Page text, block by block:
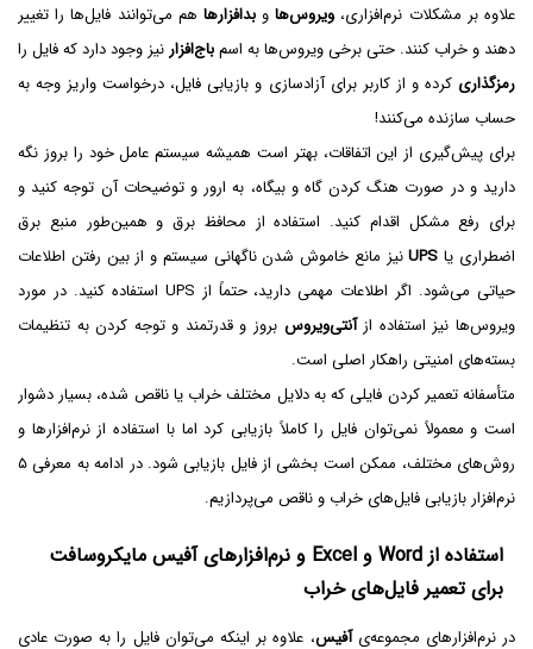
علاوه بر مشکلات نرم‌افزاری، ویروس‌هاوبدافزارها هم می‌توانند فایل‌ها را تغییر
دهند و خراب کنند. حتی برخی ویروس‌ها به اسمباج‌افزار نیز وجود دارد که فایل را
رمزگذاری کرده و از کاربر برای آزادسازی و بازیابی فایل، درخواست واریز وجه به
حساب سازنده می‌کنند!
برای پیش‌گیری از این اتفاقات، بهتر است همیشه سیستم عامل خود را بروز نگه
دارید و در صورت هنگ کردن گاه و بیگاه، به ارور و توضیحات آن توجه کنید و
برای رفع مشکل اقدام کنید. استفاده از محافظ برق و همین‌طور منبع برق
اضطراری یا UPSنیز مانع خاموش شدن ناگهانی سیستم و از بین رفتن اطلاعات
حیاتی می‌شود. اگر اطلاعات مهمی دارید، حتماً از UPS استفاده کنید. در مورد
ویروس‌ها نیز استفاده ازآنتی‌ویروس بروز و قدرتمند و توجه کردن به تنظیمات
بسته‌های امنیتی راهکار اصلی است.
متأسفانه تعمیر کردن فایلی که به دلایل مختلف خراب یا ناقص شده، بسیار دشوار
است و معمولاً نمی‌توان فایل را کاملاً بازیابی کرد اما با استفاده از نرم‌افزارها و
روش‌های مختلف، ممکن است بخشی از فایل بازیابی شود. در ادامه به معرفی ۵
نرم‌افزار بازیابی فایل‌های خراب و ناقص می‌پردازیم.
استفاده از Word‌ و Excel و نرم‌افزارهای آفیس مایکروسافت
برای تعمیر فایل‌های خراب
در نرم‌افزارهای مجموعه‌یآفیس، علاوه بر اینکه می‌توان فایل را به صورت عادی